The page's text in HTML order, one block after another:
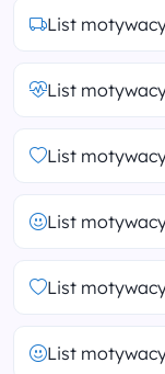
List
List
List
List
List
List